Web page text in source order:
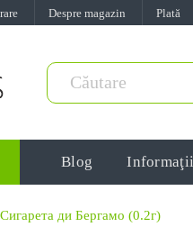
Despre magazin Plată
Blog Informaţii
ди Бергамо (0.2г)